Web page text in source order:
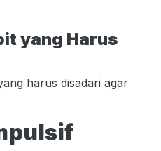
yang Harus
harus disadari agar